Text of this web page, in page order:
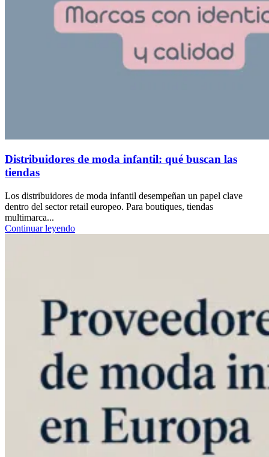
Distribuidores de moda infantil: qué buscan las
tiendas
Los distribuidores de moda infantil desempeñan un papel clave
dentro del sector retail europeo. Para boutiques, tiendas
multimarca...
Continuar leyendo